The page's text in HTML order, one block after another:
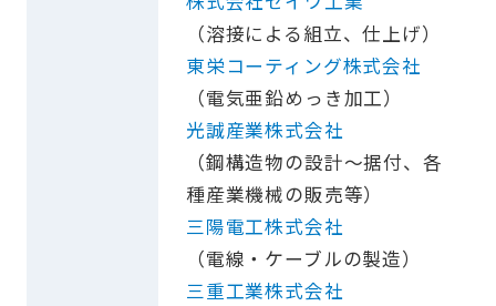
（溶接による組立、仕上げ）
東栄コーティング株式会社
（電気亜鉛めっき加工）
光誠産業株式会社
（鋼構造物の設計〜据付、各
種産業機械の販売等）
三陽電工株式会社
（電線・ケーブルの製造）
三重工業株式会社